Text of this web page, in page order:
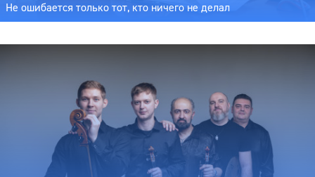
Не ошибается только тот, кто ничего не делал